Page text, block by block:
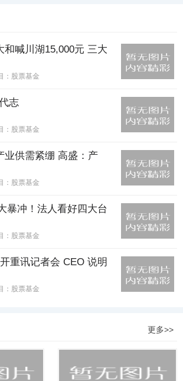
和喊川湖15,000元 三大
： 股票基金
志
： 股票基金
业供需紧绷 高盛：产
： 股票基金
暴冲！法人看好四大台
： 股票基金
重讯记者会 CEO 说明
： 股票基金
更多>>